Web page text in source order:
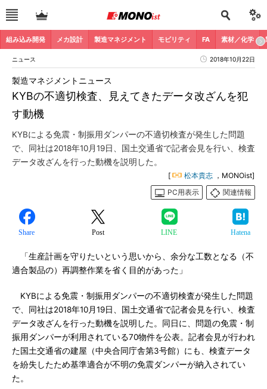
組み込み開発 メカ設計 製造マネジメント モビリティ FA 素材／化学
ニュース 2018年10月22日
KYBの不適切検査、見えてきたデータ改ざんを犯
す動機
製造マネジメントニュース
KYBによる免震・制振用ダンパーの不適切検査が発生した問題
で、同社は2018年10月19日、国土交通省で記者会見を行い、検査
データ改ざんを行った動機を説明した。
[ 松本貴志 ，MONOist]
PC用表示
関連情報
Share Post LINE Hatena
「生産計画を守りたいという思いから、余分な工数となる（不
適合製品の）再調整作業を省く目的があった」
KYBによる免震・制振用ダンパーの不適切検査が発生した問題
で、同社は2018年10月19日、国土交通省で記者会見を行い、検査
データ改ざんを行った動機を説明した。同日に、問題の免震・制
振用ダンパーが利用されている70物件を公表。記者会見が行われ
た国土交通省の建屋（中央合同庁舎第3号館）にも、検査データ
を紛失したため基準適合が不明の免震ダンパーが納入されてい
た。